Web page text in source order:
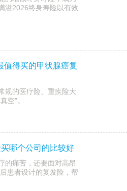
溢2026终身寿险以有效
值得买的甲状腺癌复
规的医疗险、重疾险大
空”。
哪个公司的比较好
痛苦，还要面对高昂
患者设计的复发险，帮